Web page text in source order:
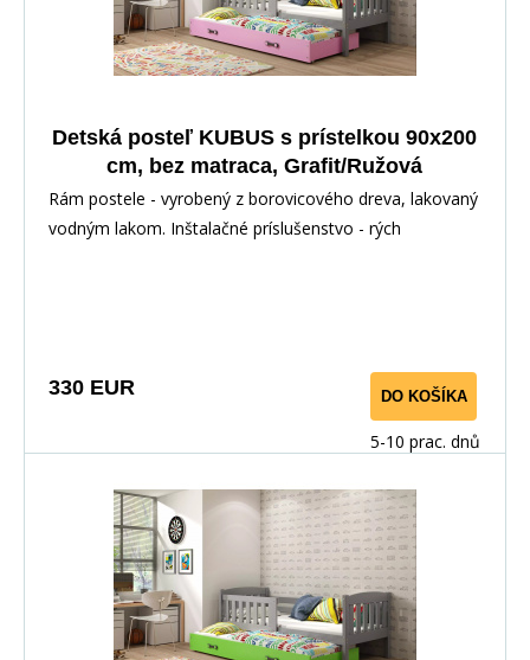
Detská posteľ KUBUS s prístelkou 90x200
cm, bez matraca, Grafit/Ružová
Rám postele - vyrobený z borovicového dreva, lakovaný
vodným lakom. Inštalačné príslušenstvo - rých
330 EUR DO KOŠÍKA
5-10 prac. dnů